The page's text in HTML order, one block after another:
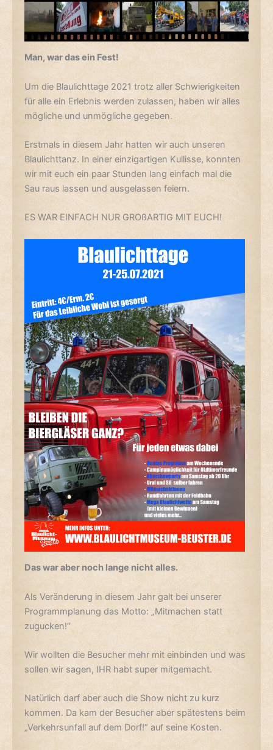
Man, war das ein Fest!
Um die Blaulichttage 2021 trotz aller Schwierigkeiten
für alle ein Erlebnis werden zulassen, haben wir alles
mögliche und unmögliche gegeben.
Erstmals in diesem Jahr hatten wir auch unseren
Blaulichttanz. In einer einzigartigen Kullisse, konnten
wir mit euch ein paar Stunden lang einfach mal die
Sau raus lassen und ausgelassen feiern.
ES WAR EINFACH NUR GROßARTIG MIT EUCH!
Das war aber noch lange nicht alles.
Als Veränderung in diesem Jahr galt bei unserer
Programmplanung das Motto: „Mitmachen statt
zugucken!“
Wir wollten die Besucher mehr mit einbinden und was
sollen wir sagen, IHR habt super mitgemacht.
Natürlich darf aber auch die Show nicht zu kurz
kommen. Da kam der Besucher aber spätestens beim
„Verkehrsunfall auf dem Dorf!“ auf seine Kosten.